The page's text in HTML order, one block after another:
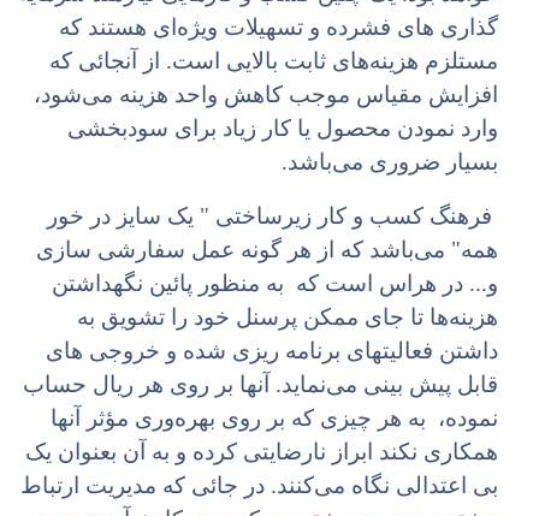
گذاری های فشرده و تسهیلات ویژه‌ای هستند که
مستلزم هزینه‌های ثابت بالایی است. از آنجائی که
افزایش مقیاس موجب کاهش واحد هزینه می‌شود،
وارد نمودن محصول یا کار زیاد برای سودبخشی
بسیار ضروری می‌باشد.
فرهنگ کسب و کار زیرساختی " یک سایز در خور
همه" می‌باشد که از هر گونه عمل سفارشی سازی
و... در هراس است که به منظور پائین نگهداشتن
هزینه‌ها تا جای ممکن پرسنل خود را تشویق به
داشتن فعالیتهای برنامه ریزی شده و خروجی های
قابل پیش بینی می‌نماید. آنها بر روی هر ریال حساب
نموده، به هر چیزی که بر روی بهره‌وری مؤثر آنها
همکاری نکند ابراز نارضایتی کرده و به آن بعنوان یک
بی اعتدالی نگاه می‌کنند. در جائی که مدیریت ارتباط